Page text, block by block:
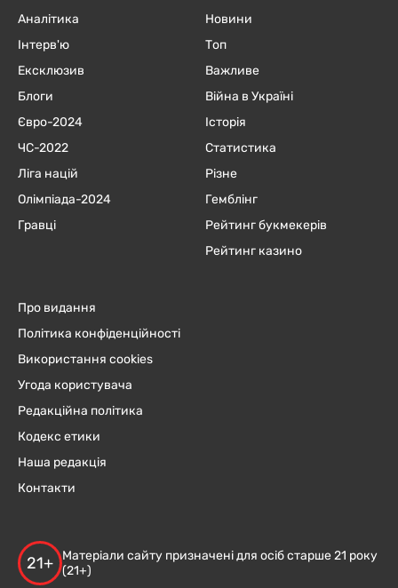
Аналітика
Інтерв'ю
Ексклюзив
Блоги
Євро-2024
ЧC-2022
Ліга націй
Олімпіада-2024
Гравці
Новини
Топ
Важливе
Війна в Україні
Історія
Статистика
Різне
Гемблінг
Рейтинг букмекерів
Рейтинг казино
Про видання
Політика конфіденційності
Використання cookies
Угода користувача
Редакційна політика
Кодекс етики
Наша редакція
Контакти
21+
Матеріали сайту призначені для осіб старше 21 року
(21+)